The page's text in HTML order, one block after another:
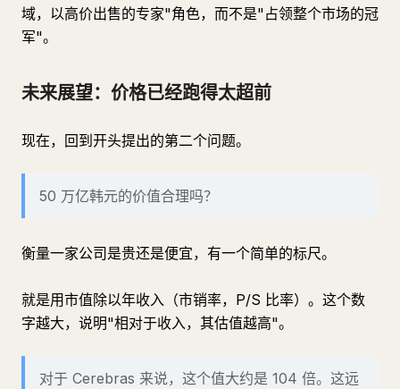
域，以高价出售的专家"角色，而不是"占领整个市场的冠
军"。
未来展望：价格已经跑得太超前
现在，回到开头提出的第二个问题。
50 万亿韩元的价值合理吗？
衡量一家公司是贵还是便宜，有一个简单的标尺。
就是用市值除以年收入（市销率，P/S 比率）。这个数
字越大，说明"相对于收入，其估值越高"。
对于 Cerebras 来说，这个值大约是 104 倍。这远